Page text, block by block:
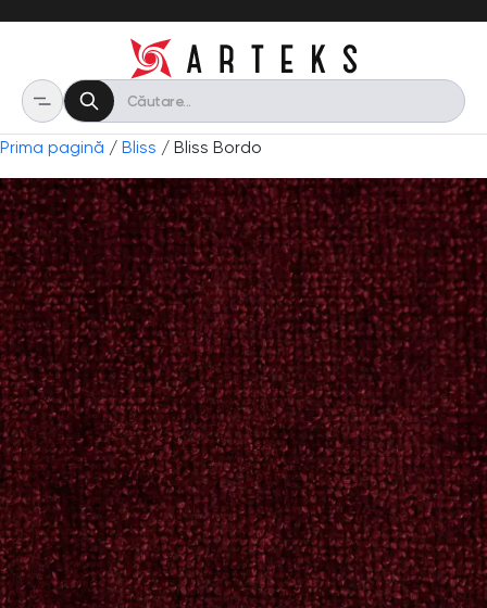
Prima pagină / Bliss / Bliss Bordo